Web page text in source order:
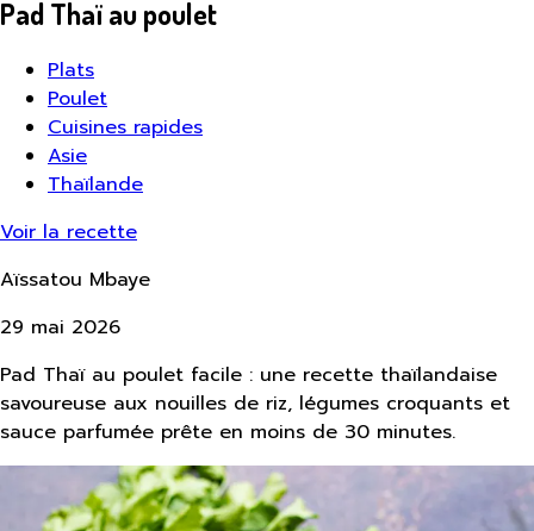
Pad Thaï au poulet
Plats
Poulet
Cuisines rapides
Asie
Thaïlande
Voir la recette
Aïssatou Mbaye
29 mai 2026
Pad Thaï au poulet facile : une recette thaïlandaise
savoureuse aux nouilles de riz, légumes croquants et
sauce parfumée prête en moins de 30 minutes.